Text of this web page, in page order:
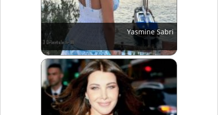
Yasmine Sabri